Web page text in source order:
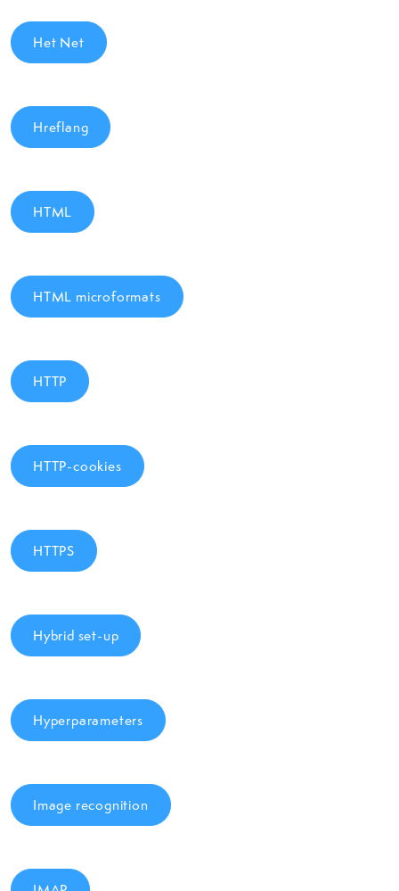
Het Net
Hreflang
HTML
HTML microformats
HTTP
HTTP-cookies
HTTPS
Hybrid set-up
Hyperparameters
Image recognition